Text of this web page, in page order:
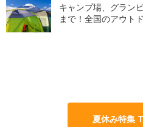
キャンプ場、グラン
まで！全国のアウト
夏休み特集